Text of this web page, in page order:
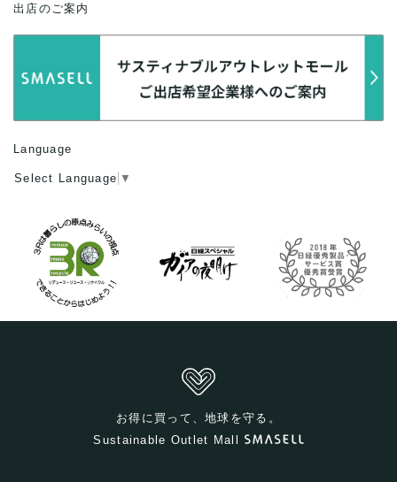
出店のご案内
Language
Select Language ▼
お得に買って、地球を守る。
Sustainable Outlet Mall